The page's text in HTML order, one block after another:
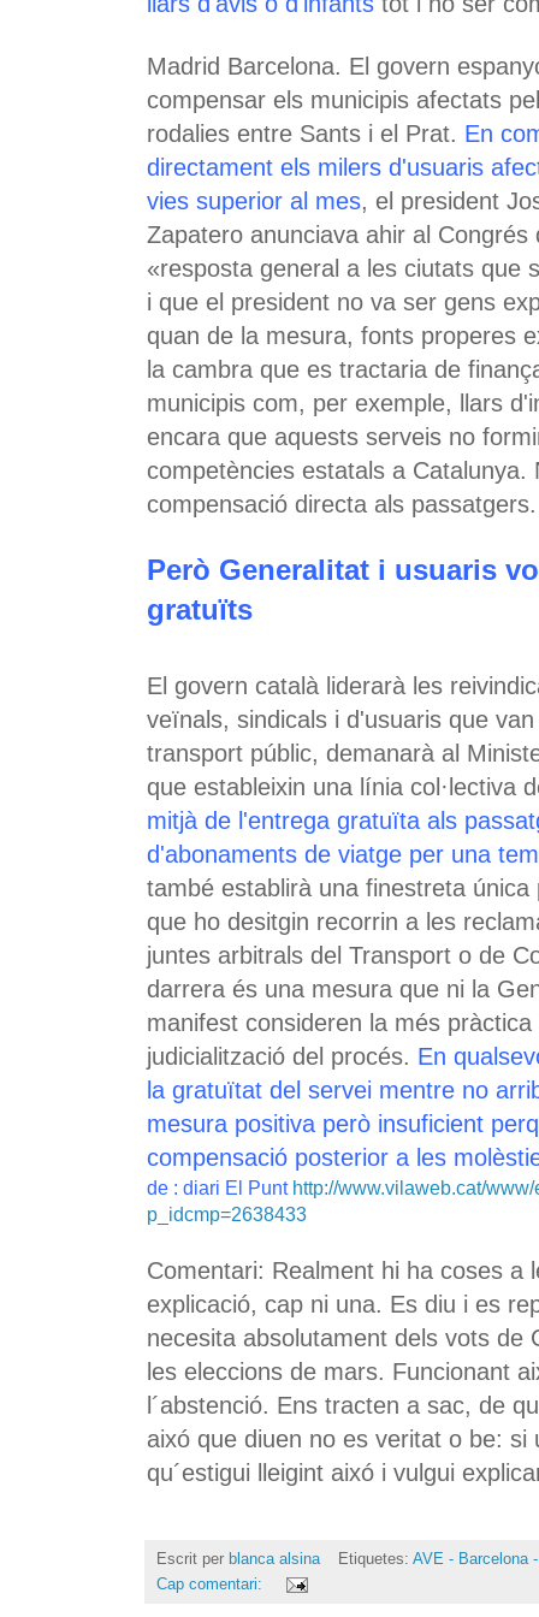
Madrid Barcelona. El govern
compensar els municipis afectats
rodalies entre Sants i el Prat. En
directament els milers d'usuaris
vies superior al mes, el president
Zapatero anunciava ahir al Congrés
«resposta general a les ciutats que
i que el president no va ser gens
quan de la mesura, fonts properes
la cambra que es tractaria de
municipis com, per exemple, llars
encara que aquests serveis no
competències estatals a Catalunya.
compensació directa als passatgers.
Però Generalitat i usuaris
gratuïts
El govern català liderarà les
veïnals, sindicals i d'usuaris que
transport públic, demanarà al
que estableixin una línia col·lectiva
mitjà de l'entrega gratuïta als
d'abonaments de viatge per una
també establirà una finestreta
que ho desitgin recorrin a les
juntes arbitrals del Transport o de
darrera és una mesura que ni la
manifest consideren la més
judicialització del procés. En
la gratuïtat del servei mentre no
mesura positiva però insuficient
compensació posterior a les
de : diari El Punt http://www.vilaweb.cat/
p_idcmp=2638433
Comentari: Realment hi ha coses a
explicació, cap ni una. Es diu i es
necesita absolutament dels vots de
les eleccions de mars. Funcionant
l´abstenció. Ens tracten a sac, de
aixó que diuen no es veritat o be: si
qu´estigui lleigint aixó i vulgui
Escrit per blanca alsina Etiquetes: AVE - Barcelona
Cap comentari: